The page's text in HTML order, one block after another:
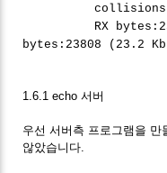
RX
bytes:23808 (23.2
1.6.1 echo 서버
우선 서버측 프로그램을 만
않았습니다.